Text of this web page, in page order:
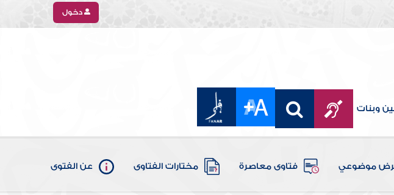
دخول
وبنات
موضوعي فتاوى معاصرة مختارات الفتاوى عن الفتوى